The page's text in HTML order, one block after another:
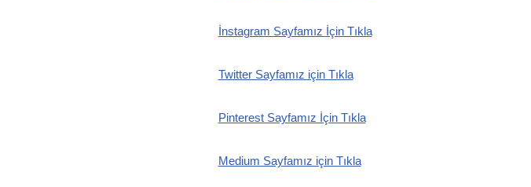
İnstagram Sayfamız İçin Tıkla
Twitter Sayfamız için Tıkla
Pinterest Sayfamız İçin Tıkla
Medium Sayfamız için Tıkla